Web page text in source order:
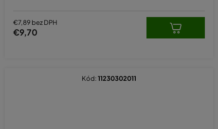
€7,89 bez DPH
€9,70
Kód:11230302011